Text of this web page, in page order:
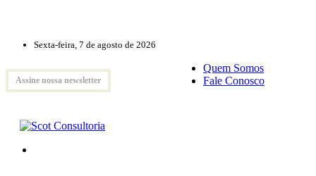
Sexta-feira, 7 de agosto de 2026
Assine nossa newsletter
Quem Somos
Fale Conosco